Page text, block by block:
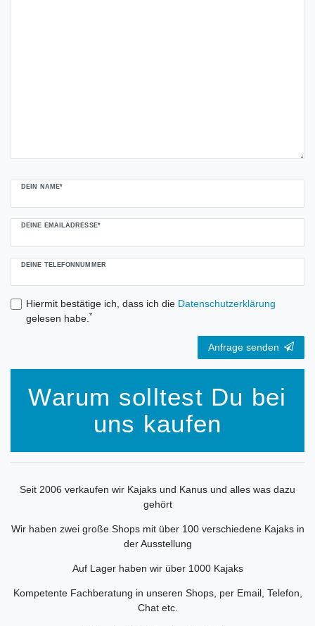
DEIN NAME*
DEINE EMAILADRESSE*
DEINE TELEFONNUMMER
Hiermit bestätige ich, dass ich die Daten­schutz­erklärung
gelesen habe. *
Anfrage senden
Warum solltest Du bei
uns kaufen
Seit 2006 verkaufen wir Kajaks und Kanus und alles was dazu
gehört
Wir haben zwei große Shops mit über 100 verschiedene Kajaks in
der Ausstellung
Auf Lager haben wir über 1000 Kajaks
Kompetente Fachberatung in unseren Shops, per Email, Telefon,
Chat etc.